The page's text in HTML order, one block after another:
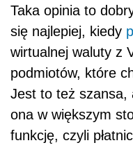
Taka opinia to
się najlepiej, kiedy
wirtualnej waluty z
podmiotów, które
Jest to też szansa,
ona w większym
funkcję, czyli